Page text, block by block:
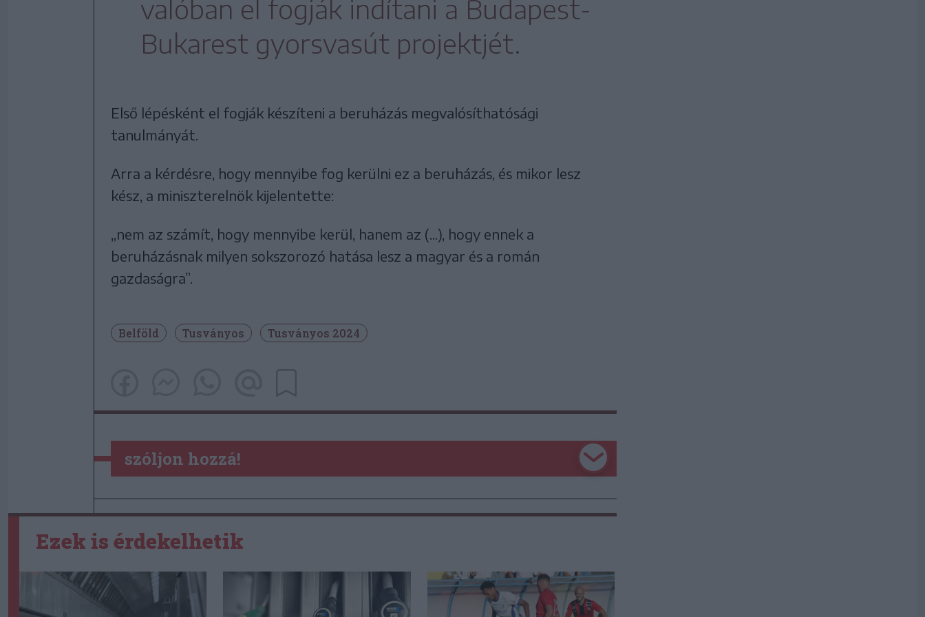
valóban el fogják indítani a Budapest-
Bukarest gyorsvasút projektjét.
Első lépésként el fogják készíteni a beruházás megvalósíthatósági
tanulmányát.
Arra a kérdésre, hogy mennyibe fog kerülni ez a beruházás, és mikor lesz
kész, a miniszterelnök kijelentette:
„nem az számít, hogy mennyibe kerül, hanem az (...), hogy ennek a
beruházásnak milyen sokszorozó hatása lesz a magyar és a román
gazdaságra”.
Belföld Tusványos Tusványos 2024
szóljon hozzá!
Ezek is érdekelhetik